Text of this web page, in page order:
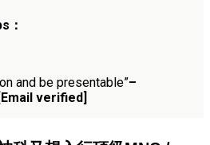
：
and be presentable”–
verified]